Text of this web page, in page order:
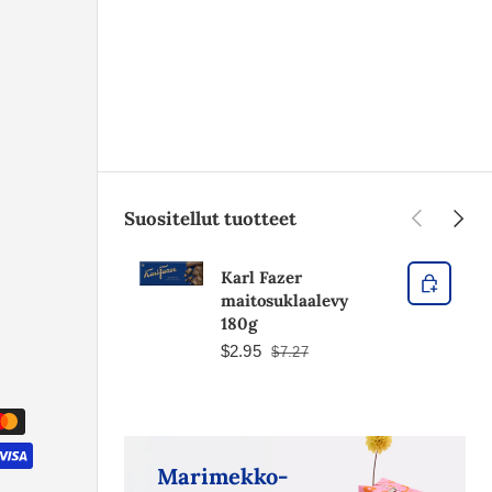
Suositellut tuotteet Edellinen
Karl Fazer
maitosuklaalevy
180g
$2.95 $7.27
Marimekko-